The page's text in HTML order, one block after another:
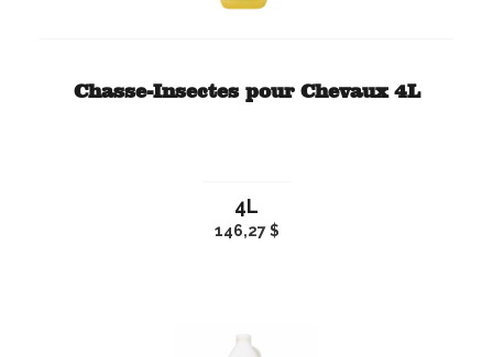
Chasse-Insectes pour Chevaux 4L
4L
146,27 $